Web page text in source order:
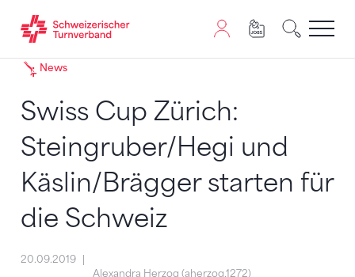
Zum Inhalt springen
Zur Sitemap navigieren
Zum Navigieren dieser Seite wird JavaScript benötigt.
News
Swiss Cup Zürich:
Steingruber/Hegi und
Käslin/Brägger starten für
die Schweiz
20.09.2019
Alexandra Herzog (aherzog,1272)